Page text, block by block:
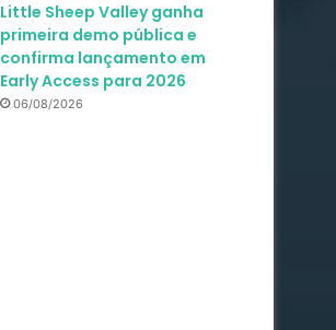
Little Sheep Valley ganha
primeira demo pública e
confirma lançamento em
Early Access para 2026
06/08/2026